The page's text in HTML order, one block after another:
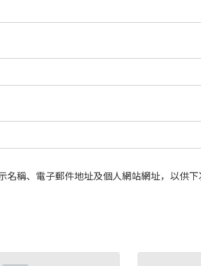
名稱、電子郵件地址及個人網站網址，以供下